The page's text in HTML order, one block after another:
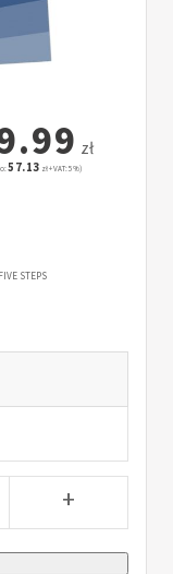
zł
57.13 zł + VAT: 5%)
FIVE STEPS
+